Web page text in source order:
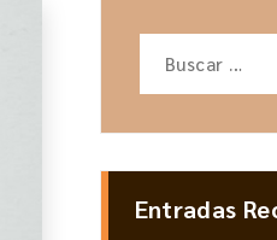
Entradas